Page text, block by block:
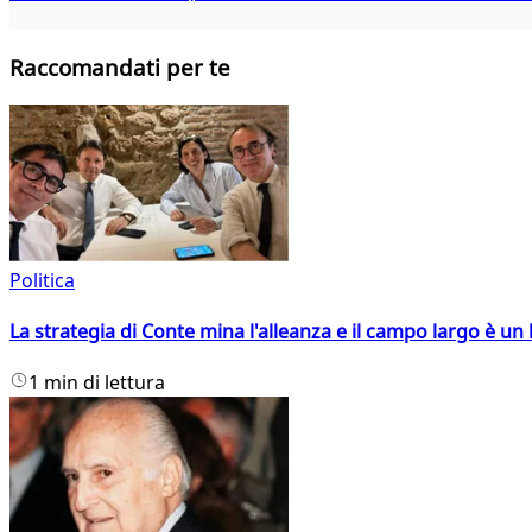
Raccomandati per te
Politica
La strategia di Conte mina l'alleanza e il campo largo è
1 min di lettura